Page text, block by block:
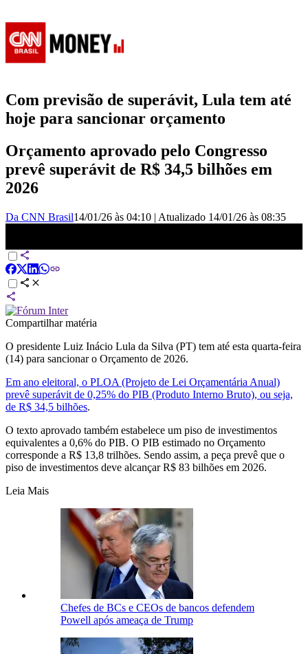
Com previsão de superávit, Lula tem até
hoje para sancionar orçamento
Orçamento aprovado pelo Congresso
prevê superávit de R$ 34,5 bilhões em
2026
Da CNN Brasil14/01/26 às 04:10 | Atualizado 14/01/26 às 08:35
Compartilhar matéria
O presidente Luiz Inácio Lula da Silva (PT) tem até esta quarta-feira
(14) para sancionar o Orçamento de 2026.
Em ano eleitoral, o PLOA (Projeto de Lei Orçamentária Anual)
prevê superávit de 0,25% do PIB (Produto Interno Bruto), ou seja,
de R$ 34,5 bilhões.
O texto aprovado também estabelece um piso de investimentos
equivalentes a 0,6% do PIB. O PIB estimado no Orçamento
corresponde a R$ 13,8 trilhões. Sendo assim, a peça prevê que o
piso de investimentos deve alcançar R$ 83 bilhões em 2026.
Leia Mais
Chefes de BCs e CEOs de bancos defendem
Powell após ameaça de Trump